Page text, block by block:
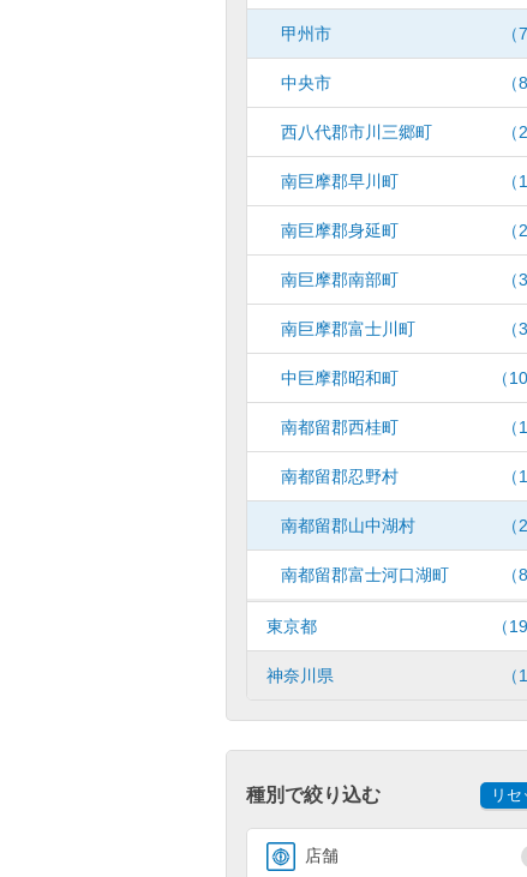
甲州市 （
中央市 （
西八代郡市川三郷町 （
南巨摩郡早川町 （
南巨摩郡身延町 （
南巨摩郡南部町 （
南巨摩郡富士川町 （
中巨摩郡昭和町 （
南都留郡西桂町 （
南都留郡忍野村 （
南都留郡山中湖村 （
南都留郡富士河口湖町 （
東京都 （
神奈川県 （
種別で絞り込む リセ
店舗